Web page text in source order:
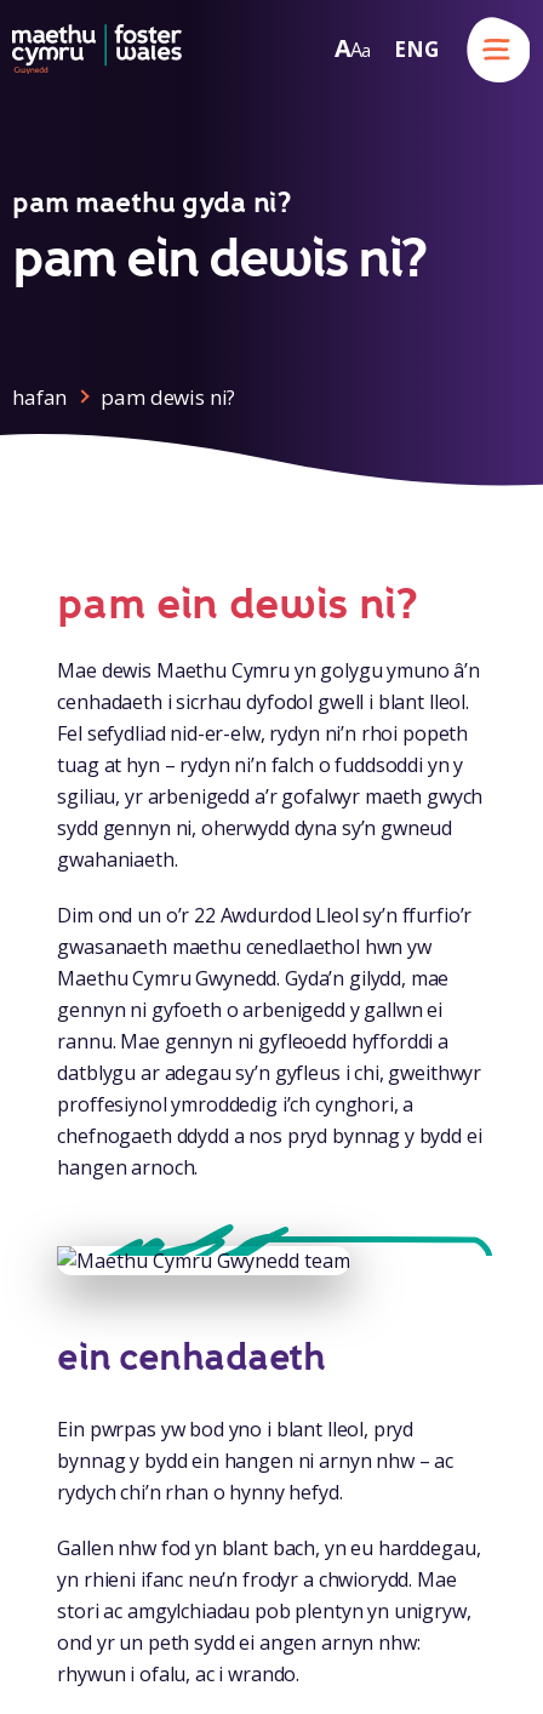
Skip to content
AA a ENG
Menu
pam maethu gyda ni?
pam ein dewis ni?
hafan pam dewis ni?
pam ein dewis ni?
Mae dewis Maethu Cymru yn golygu ymuno â’n
cenhadaeth i sicrhau dyfodol gwell i blant lleol.
Fel sefydliad nid-er-elw, rydyn ni’n rhoi popeth
tuag at hyn – rydyn ni’n falch o fuddsoddi yn y
sgiliau, yr arbenigedd a’r gofalwyr maeth gwych
sydd gennyn ni, oherwydd dyna sy’n gwneud
gwahaniaeth.
Dim ond un o’r 22 Awdurdod Lleol sy’n ffurfio’r
gwasanaeth maethu cenedlaethol hwn yw
Maethu Cymru Gwynedd. Gyda’n gilydd, mae
gennyn ni gyfoeth o arbenigedd y gallwn ei
rannu. Mae gennyn ni gyfleoedd hyfforddi a
datblygu ar adegau sy’n gyfleus i chi, gweithwyr
proffesiynol ymroddedig i’ch cynghori, a
chefnogaeth ddydd a nos pryd bynnag y bydd ei
hangen arnoch.
ein cenhadaeth
Ein pwrpas yw bod yno i blant lleol, pryd
bynnag y bydd ein hangen ni arnyn nhw – ac
rydych chi’n rhan o hynny hefyd.
Gallen nhw fod yn blant bach, yn eu harddegau,
yn rhieni ifanc neu’n frodyr a chwiorydd. Mae
stori ac amgylchiadau pob plentyn yn unigryw,
ond yr un peth sydd ei angen arnyn nhw:
rhywun i ofalu, ac i wrando.